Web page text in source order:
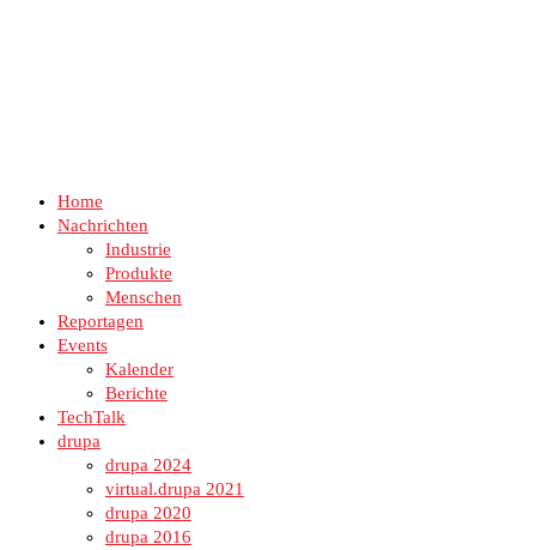
Home
Nachrichten
Industrie
Produkte
Menschen
Reportagen
Events
Kalender
Berichte
TechTalk
drupa
drupa 2024
virtual.drupa 2021
drupa 2020
drupa 2016